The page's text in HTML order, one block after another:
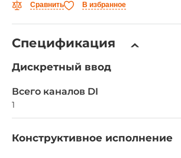
Сравнить
В избранное
Спецификация
Дискретный ввод
Всего каналов DI
1
Конструктивное исполнение